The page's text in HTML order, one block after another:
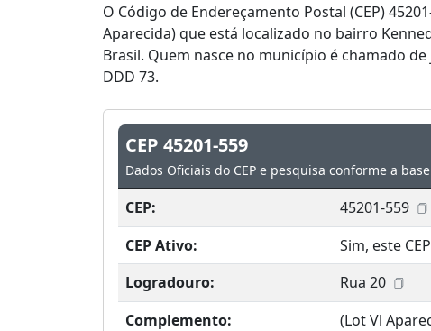
O Código de Endereçamento Postal (CEP)
Aparecida) que está localizado no bairro
Brasil. Quem nasce no município é chamado
DDD 73.
CEP 45201-559
Dados Oficiais do CEP e pesquisa conforme a
CEP:
45201-559
CEP Ativo:
Sim, este
Logradouro:
Rua 20
Complemento:
(Lot Vl